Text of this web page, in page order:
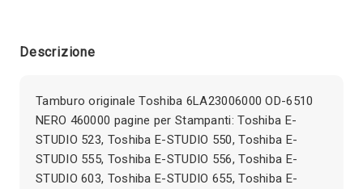
Descrizione
Tamburo originale Toshiba 6LA23006000 OD-6510
NERO 460000 pagine per Stampanti: Toshiba E-
STUDIO 523, Toshiba E-STUDIO 550, Toshiba E-
STUDIO 555, Toshiba E-STUDIO 556, Toshiba E-
STUDIO 603, Toshiba E-STUDIO 655, Toshiba E-